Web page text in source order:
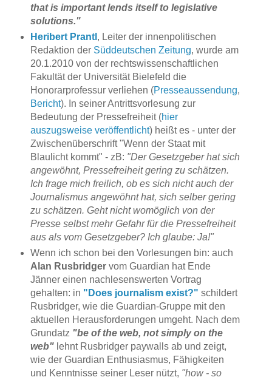
that is important lends itself to legislative
solutions."
Heribert Prantl , Leiter der innenpolitischen
Redaktion der Süddeutschen Zeitung, wurde am
20.1.2010 von der rechtswissenschaftlichen
Fakultät der Universität Bielefeld die
Honorarprofessur verliehen (Presseaussendung,
Bericht). In seiner Antrittsvorlesung zur
Bedeutung der Pressefreiheit (hier
auszugsweise veröffentlicht) heißt es - unter der
Zwischenüberschrift "Wenn der Staat mit
Blaulicht kommt" - zB: "Der Gesetzgeber hat sich
angewöhnt, Pressefreiheit gering zu schätzen.
Ich frage mich freilich, ob es sich nicht auch der
Journalismus angewöhnt hat, sich selber gering
zu schätzen. Geht nicht womöglich von der
Presse selbst mehr Gefahr für die Pressefreiheit
aus als vom Gesetzgeber? Ich glaube: Ja!"
Wenn ich schon bei den Vorlesungen bin: auch
Alan Rusbridgervom Guardian hat Ende
Jänner einen nachlesenswerten Vortrag
gehalten: in "Does journalism exist?" schildert
Rusbridger, wie die Guardian-Gruppe mit den
aktuellen Herausforderungen umgeht. Nach dem
Grundatz "be of the web, not simply on the
web"lehnt Rusbridger paywalls ab und zeigt,
wie der Guardian Enthusiasmus, Fähigkeiten
und Kenntnisse seiner Leser nützt, "how - so